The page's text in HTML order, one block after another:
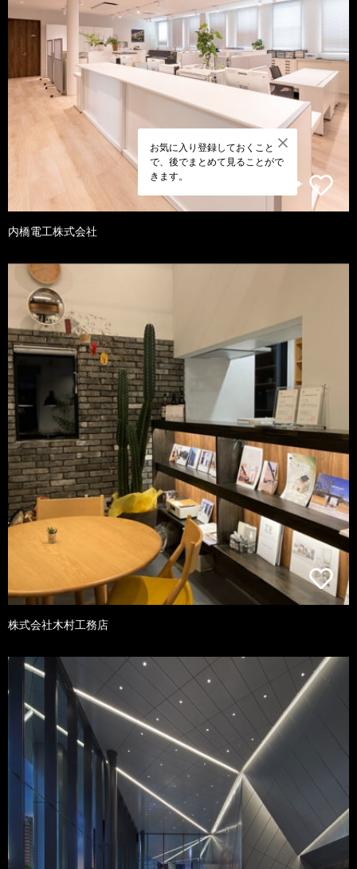
お気に入り登録しておくこと
で、後でまとめて見ることがで
きます。
内橋電工株式会社
株式会社木村工務店